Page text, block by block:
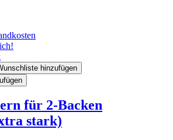
hinzufügen
für 2-Backen
stark)